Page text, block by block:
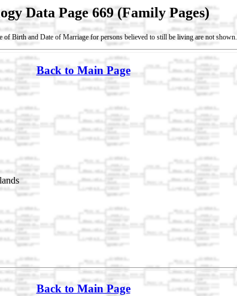
Data Page 669 (Family Pages)
of Birth and Date of Marriage for persons believed to still be living are not shown.
Back to Main Page
Back to Main Page